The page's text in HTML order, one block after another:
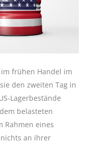
frühen Handel im
den zweiten Tag in
Lagerbestände
belasteten
Rahmen eines
an ihrer